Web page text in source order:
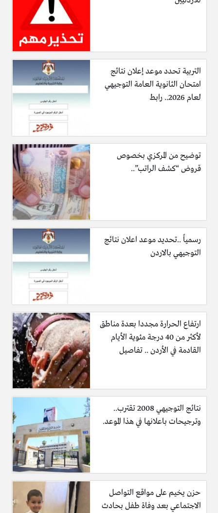
أقرا ايضاً:
تعرف على شروط اللجوء الديني الى هولندا.
تعرف على أنواع الإقامات واللجوء السياسي في هولندا
وضع اضواء على الأرصفة في مدينة في هولندا.
السفر إلى هولندا للعمل والجنسيات العربية المطلوبة بهولندا
التربية تحدد موعد إعلان نتائج
امتحان الثانوية العامة التوجيهي
لعام 2026.. رابط
توضيح من المركزي بخصوص
قروض “كشف الراتب”..
رسمياً ..تحديد موعد اعلان نتائج
التوجيهي بالاردن
ارتفاع الحرارة مجددا بعدة مناطق
لأكثر من 40 درجة مئوية الأيام
القادمة في الأردن .. تفاصيل
نتائج التوجيهي 2008 تقترب..
وترجيحات باعلانها في هذا الموعد.
حزن يخيم على مواقع التواصل
الاجتماعي بعد وفاة طفل بحادث